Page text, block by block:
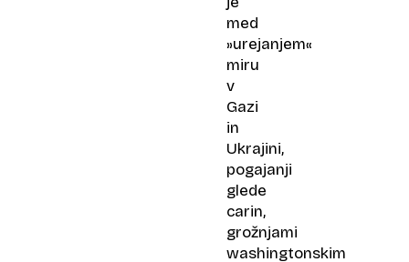
med
»urejanjem«
miru
v
Gazi
in
Ukrajini,
pogajanji
glede
carin,
grožnjami
washingtonskim